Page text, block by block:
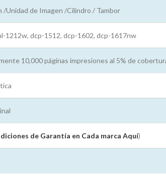
/Unidad de Imagen /Cilindro / Tambor
1212w, dcp-1512, dcp-1602, dcp-1617nw
10,000 páginas impresiones al 5% de
de Garantía en Cada marca Aquí)